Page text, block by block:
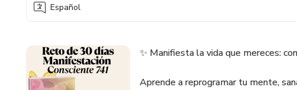
Español
✨ Manifiesta la vida que mereces:
Aprende a reprogramar tu mente,